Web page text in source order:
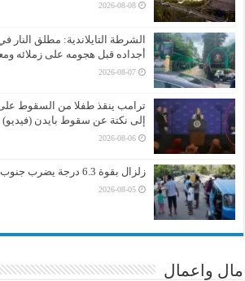
2026-08-08
الشرطة التايلاندية: مطلق النار
أجداده قبل هجومه على زملائه
2026-08-07
ترامب ينقذ طفلا من السقوط
إلى نكتة عن سقوط بايدن (فيديو)
2026-08-06
زلزال بقوة 6.3 درجة يضرب جنوب الفلبين (فيديو)
2026-08-05
مال واعمال